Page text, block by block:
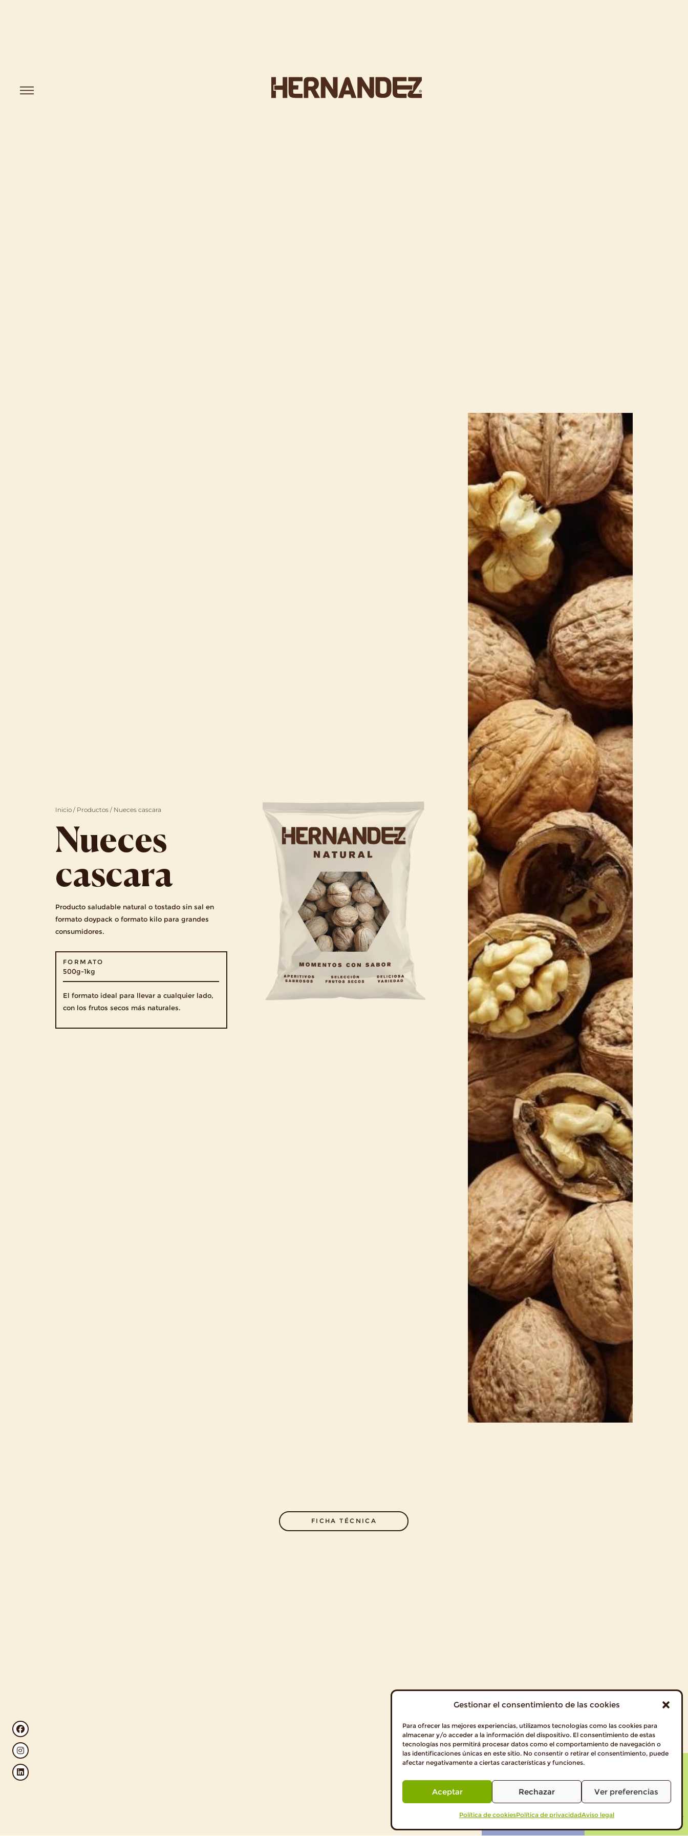
Gestionar el consentimiento de las cookies
Para ofrecer las mejores experiencias, utilizamos tecnologías como las cookies para
almacenar y/o acceder a la información del dispositivo. El consentimiento de estas
tecnologías nos permitirá procesar datos como el comportamiento de navegación o
las identificaciones únicas en este sitio. No consentir o retirar el consentimiento, puede
afectar negativamente a ciertas características y funciones.
Aceptar Rechazar Ver preferencias
Política de cookiesPolítica de privacidadAviso legal
Inicio/ Productos/ Nueces cascara
Nueces
cascara
Producto saludable natural o tostado sin sal en
formato doypack o formato kilo para grandes
consumidores.
FORMATO
500g-1kg
El formato ideal para llevar a cualquier lado,
con los frutos secos más naturales.
FICHA TÉCNICA
VISITA PROFESIONALES